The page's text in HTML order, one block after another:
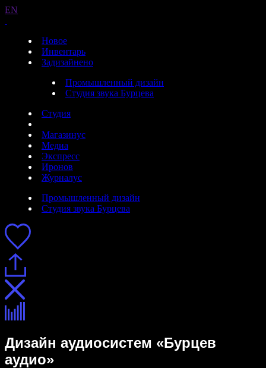
EN
Новое
Инвентарь
Задизайнено
Промышленный дизайн
Студия звука Бурцева
Студия
Магазинус
Медиа
Экспресс
Иронов
Журналус
Промышленный дизайн
Студия звука Бурцева
Дизайн аудиосистем «Бурцев
аудио»